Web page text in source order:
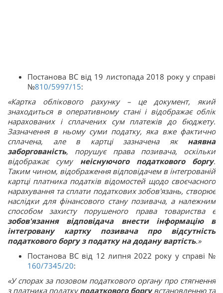
Постанова ВС від 19 листопада 2018 року у справі
№810/5997/15:
«Картка облікового рахунку – це документ, який
знаходиться в оперативному стані і відображає облік
нарахованих і сплачених сум платежів до бюджету.
Зазначення в ньому суми податку, яка вже фактично
сплачена, але в картці зазначена як наявна
заборгованість, порушує права позивача, оскільки
відображає суму неіснуючого податкового боргу.
Таким чином, відображення відповідачем в інтегрованій
картці платника податків відомостей щодо своєчасного
нарахування та сплати податкових зобов'язань, створює
наслідки для фінансового стану позивача, а належним
способом захисту порушеного права товариства є
зобов'язання відповідача внести інформацію в
інтегровану картку позивача про відсутність
податкового боргу з податку на додану вартість.»
Постанова ВС від 12 липня 2022 року у справі №
160/7345/20:
«У спорах за позовом податкового органу про стягнення
з платника податкуподаткового боргувстановленню та